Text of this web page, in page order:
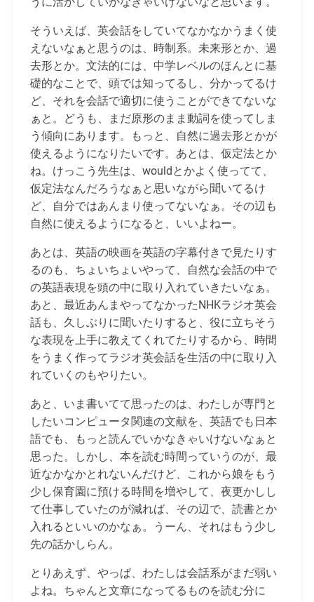
そういえば、英会話をしていてなかなかうまく使
えないなぁと思うのは、時制系。未来形とか、過
去形とか。文法的には、中学レベルのほんとに基
礎的なことで、頭では知ってるし、分かってるけ
ど、それを会話で適切に使うことができてないな
ぁと。どうも、まだ原形のまま動詞を使ってしま
う傾向にあります。もっと、自然に過去形とかが
使えるようになりたいです。あとは、仮定法とか
ね。けっこう先生は、wouldとかよく使ってて、
仮定法なんだろうなぁと思いながら聞いてるけ
ど、自分ではあんまり使ってないなぁ。その辺も
自然に使えるようになると、いいよねー。
あとは、英語の映画を英語の字幕付きで見たりす
るのも、ちょいちょいやって、自然な会話の中で
の英語表現を頭の中に取り入れていきたいなぁ。
あと、最近あんまやってなかったNHKラジオ英会
話も、久しぶりに聞いたりすると、役に立ちそう
な表現を上手に教えてくれてたりするから、時間
をうまく作ってラジオ英会話を生活の中に取り入
れていくのもやりたい。
あと、いま書いてて思ったのは、わたしが専門と
したいコンピュータ関連の文献を、英語でも日本
語でも、もっと読んでいかなきゃいけないなぁと
思った。しかし、本を読む時間っていうのが、最
近なかなかとれないんだけど、これから娘をもう
少し保育園に預ける時間を増やして、夜更かしし
て仕事していたのが減れば、その辺で、読書とか
入れるといいのかなぁ。うーん、それはもう少し
先の話かしらん。
とりあえず、やっぱ、わたしは会話系がまだ弱い
よね。ちゃんと文章になってるものを読む分に